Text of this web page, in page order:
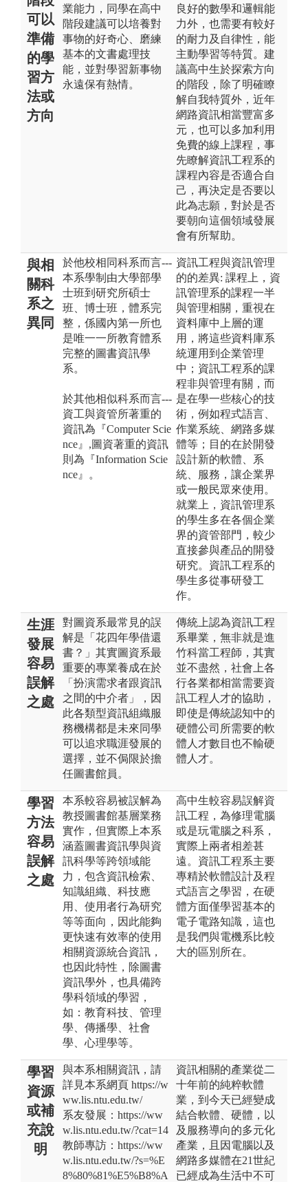
可以
準備
的學
習方
法或
方向
業能力，同學在高中
階段建議可以培養對
事物的好奇心、磨練
基本的文書處理技
能，並對學習新事物
永遠保有熱情。
良好的數學和邏輯能
力外，也需要有較好
的耐力及自律性，能
主動學習等特質。建
議高中生於探索方向
的階段，除了明確瞭
解自我特質外，近年
網路資訊相當豐富多
元，也可以多加利用
免費的線上課程，事
先瞭解資訊工程系的
課程內容是否適合自
己，再決定是否要以
此為志願，對於是否
要朝向這個領域發展
會有所幫助。
與相
關科
系之
異同
於他校相同科系而言---
本系學制由大學部學
士班到研究所碩士
班、博士班，體系完
整，係國內第一所也
是唯一一所教育體系
完整的圖書資訊學
系。
於其他相似科系而言---
資工與資管所著重的
資訊為『Computer Scie
nce』,圖資著重的資訊
則為『Information Scie
nce』。
資訊工程與資訊管理
的的差異: 課程上，資
訊管理系的課程一半
與管理相關，重視在
資料庫中上層的運
用，將這些資料庫系
統運用到企業管理
中；資訊工程系的課
程非與管理有關，而
是在學一些核心的技
術，例如程式語言、
作業系統、網路多媒
體等；目的在於開發
設計新的軟體、系
統、服務，讓企業界
或一般民眾來使用。
就業上，資訊管理系
的學生多在各個企業
界的資管部門，較少
直接參與產品的開發
研究。資訊工程系的
學生多從事研發工
作。
生涯
發展
容易
誤解
之處
對圖資系最常見的誤
解是「花四年學借還
書？」其實圖資系最
重要的專業養成在於
「扮演需求者跟資訊
之間的中介者」，因
此各類型資訊組織服
務機構都是未來同學
可以追求職涯發展的
選擇，並不侷限於擔
任圖書館員。
傳統上認為資訊工程
系畢業，無非就是進
竹科當工程師，其實
並不盡然，社會上各
行各業都相當需要資
訊工程人才的協助，
即使是傳統認知中的
硬體公司所需要的軟
體人才數目也不輸硬
體人才。
學習
方法
容易
誤解
之處
本系較容易被誤解為
教授圖書館基層業務
實作，但實際上本系
涵蓋圖書資訊學與資
訊科學等跨領域能
力，包含資訊檢索、
知識組織、科技應
用、使用者行為研究
等等面向，因此能夠
更快速有效率的使用
相關資源統合資訊，
也因此特性，除圖書
資訊學外，也具備跨
學科領域的學習，
如：教育科技、管理
學、傳播學、社會
學、心理學等。
高中生較容易誤解資
訊工程，為修理電腦
或是玩電腦之科系，
實際上兩者相差甚
遠。資訊工程系主要
專精於軟體設計及程
式語言之學習，在硬
體方面僅學習基本的
電子電路知識，這也
是我們與電機系比較
大的區別所在。
學習
資源
或補
充說
明
與本系相關資訊，請
詳見本系網頁 https://w
ww.lis.ntu.edu.tw/
系友發展：https://ww
w.lis.ntu.edu.tw/?cat=14
教師專訪：https://ww
w.lis.ntu.edu.tw/?s=%E
8%80%81%E5%B8%A
資訊相關的產業從二
十年前的純粹軟體
業，到今天已經變成
結合軟體、硬體，以
及服務導向的多元化
產業，且因電腦以及
網路多媒體在21世紀
已經成為生活中不可